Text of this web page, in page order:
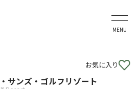
MENU
お気に入り
サンズ・ゴルフリゾート